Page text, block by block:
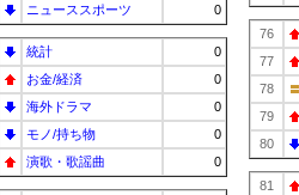
ニューススポーツ 0
統計
0
お金/経済
0
海外ドラマ
0
モノ/持ち物
0
演歌・歌謡曲 0
76
77
78
79
80
81